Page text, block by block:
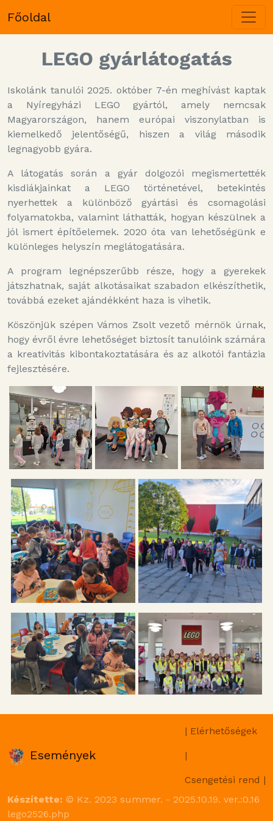
Főoldal
LEGO gyárlátogatás
Iskolánk tanulói 2025. október 7-én meghívást kaptak
a Nyíregyházi LEGO gyártól, amely nemcsak
Magyarországon, hanem európai viszonylatban is
kiemelkedő jelentőségű, hiszen a világ második
legnagyobb gyára.
A látogatás során a gyár dolgozói megismertették
kisdiákjainkat a LEGO történetével, betekintés
nyerhettek a különböző gyártási és csomagolási
folyamatokba, valamint láthatták, hogyan készülnek a
jól ismert építőelemek. 2020 óta van lehetőségünk e
különleges helyszín meglátogatására.
A program legnépszerűbb része, hogy a gyerekek
játszhatnak, saját alkotásaikat szabadon elkészíthetik,
továbbá ezeket ajándékként haza is vihetik.
Köszönjük szépen Vámos Zsolt vezető mérnök úrnak,
hogy évről évre lehetőséget biztosít tanulóink számára
a kreativitás kibontakoztatására és az alkotói fantázia
fejlesztésére.
Események
| Elérhetőségek
|
Csengetési rend |
Készítette: © Kz. 2023 summer. - 2025.10.19. ver.:0.16
lego2526.php